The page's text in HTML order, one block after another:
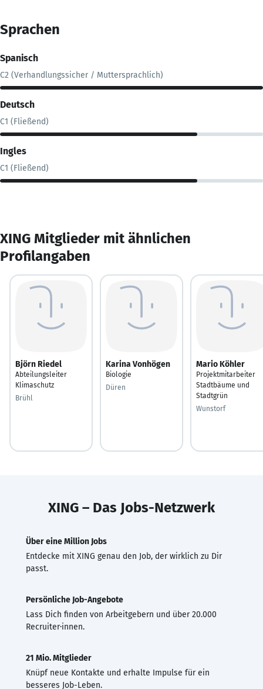
Sprachen
Spanisch
C2 (Verhandlungssicher / Muttersprachlich)
Deutsch
C1 (Fließend)
Ingles
C1 (Fließend)
XING Mitglieder mit ähnlichen
Profilangaben
Björn Riedel
Abteilungsleiter
Klimaschutz
Brühl
Karina Vonhögen
Biologie
Düren
Mario Köhler
Projektmitarbeiter
Stadtbäume und
Stadtgrün
Wunstorf
XING – Das Jobs-Netzwerk
Über eine Million Jobs
Entdecke mit XING genau den Job, der wirklich zu Dir
passt.
Persönliche Job-Angebote
Lass Dich finden von Arbeitgebern und über 20.000
Recruiter·innen.
21 Mio. Mitglieder
Knüpf neue Kontakte und erhalte Impulse für ein
besseres Job-Leben.